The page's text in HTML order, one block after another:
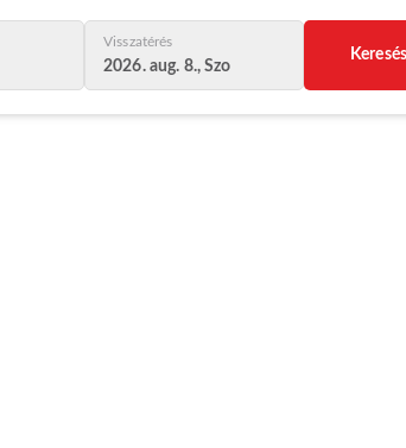
Visszatérés
2026. aug. 8., Szo
Keresés